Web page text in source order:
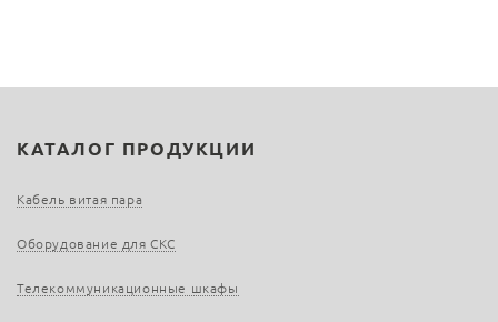
КАТАЛОГ ПРОДУКЦИИ
Кабель витая пара
Оборудование для СКС
Телекоммуникационные шкафы